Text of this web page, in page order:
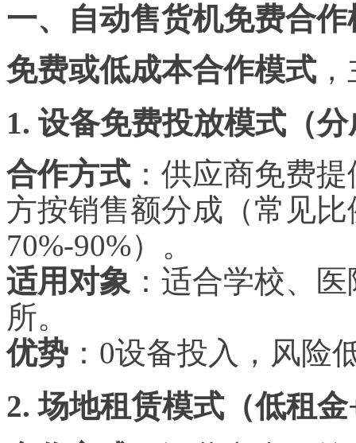
一、自动售货机免费合
免费或低成本合作模式
1. 设备免费投放模式（
合作方式 ：供应商免费
方按销售额分成（常见
70%-90%）。
适用对象 ：适合学校、
所。
优势 ： 0设备投入，风险
2. 场地租赁模式（低租